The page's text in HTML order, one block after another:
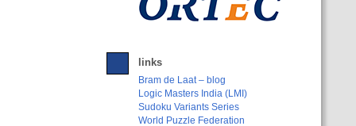
links
Bram de Laat – blog
Logic Masters India (LMI)
Sudoku Variants Series
World Puzzle Federation